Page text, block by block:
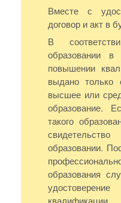
Вместе с
договор и акт в
В
образовании
повышении
выдано
высшее или
образование.
такого
образовании.
образования
квалификации.